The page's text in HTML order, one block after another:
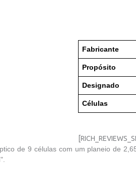
Fabricante
Propósito
Designado
Células
de 9 células com um planeio de